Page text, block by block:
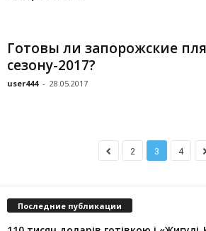
Готовы ли запорожские
сезону-2017?
user444 - 28.05.2017
2 3 4
Последние публикации